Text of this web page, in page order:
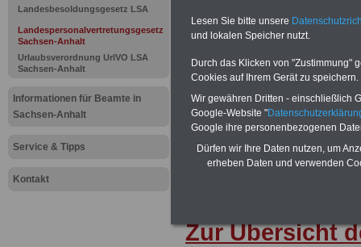
Landesbesoldungsgesetz LSA
Landespersonalvertretungsgesetz
Sachsen-Anhalt
Urlaubsverordnung UrlVO LSA
Sachsen-Anhalt
Informationen für Beamte in
Sachsen-Anhalt
Service & Tipps
Kontakt
22,50 Euro: Wissenswertes für
und Beamte,
Ländern. Alle 3 Ratgeber sind
gegliedert und erläutern auch
geeignet fürBeamtinnen und
Tarifkräfte von Sachsen-Anhalt)..
DasBEHÖRDEN-ABO>>> kann
werden
Zur Übersicht
Lesen Sie bitte unsere
und lokalen Speicher nutzt.
Durch das Klicken von "Zustimmung"
Cookies auf Ihrem Gerät zu speichern.
Wir gewähren Dritten - einschließlich
Google-Website "
Google ihre personenbezogenen
Dürfen wir Ihre Daten nutzen, um
erheben Daten und verwenden